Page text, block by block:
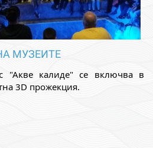
МУЗЕИТЕ
"Акве калиде" се включва в
3D прожекция.